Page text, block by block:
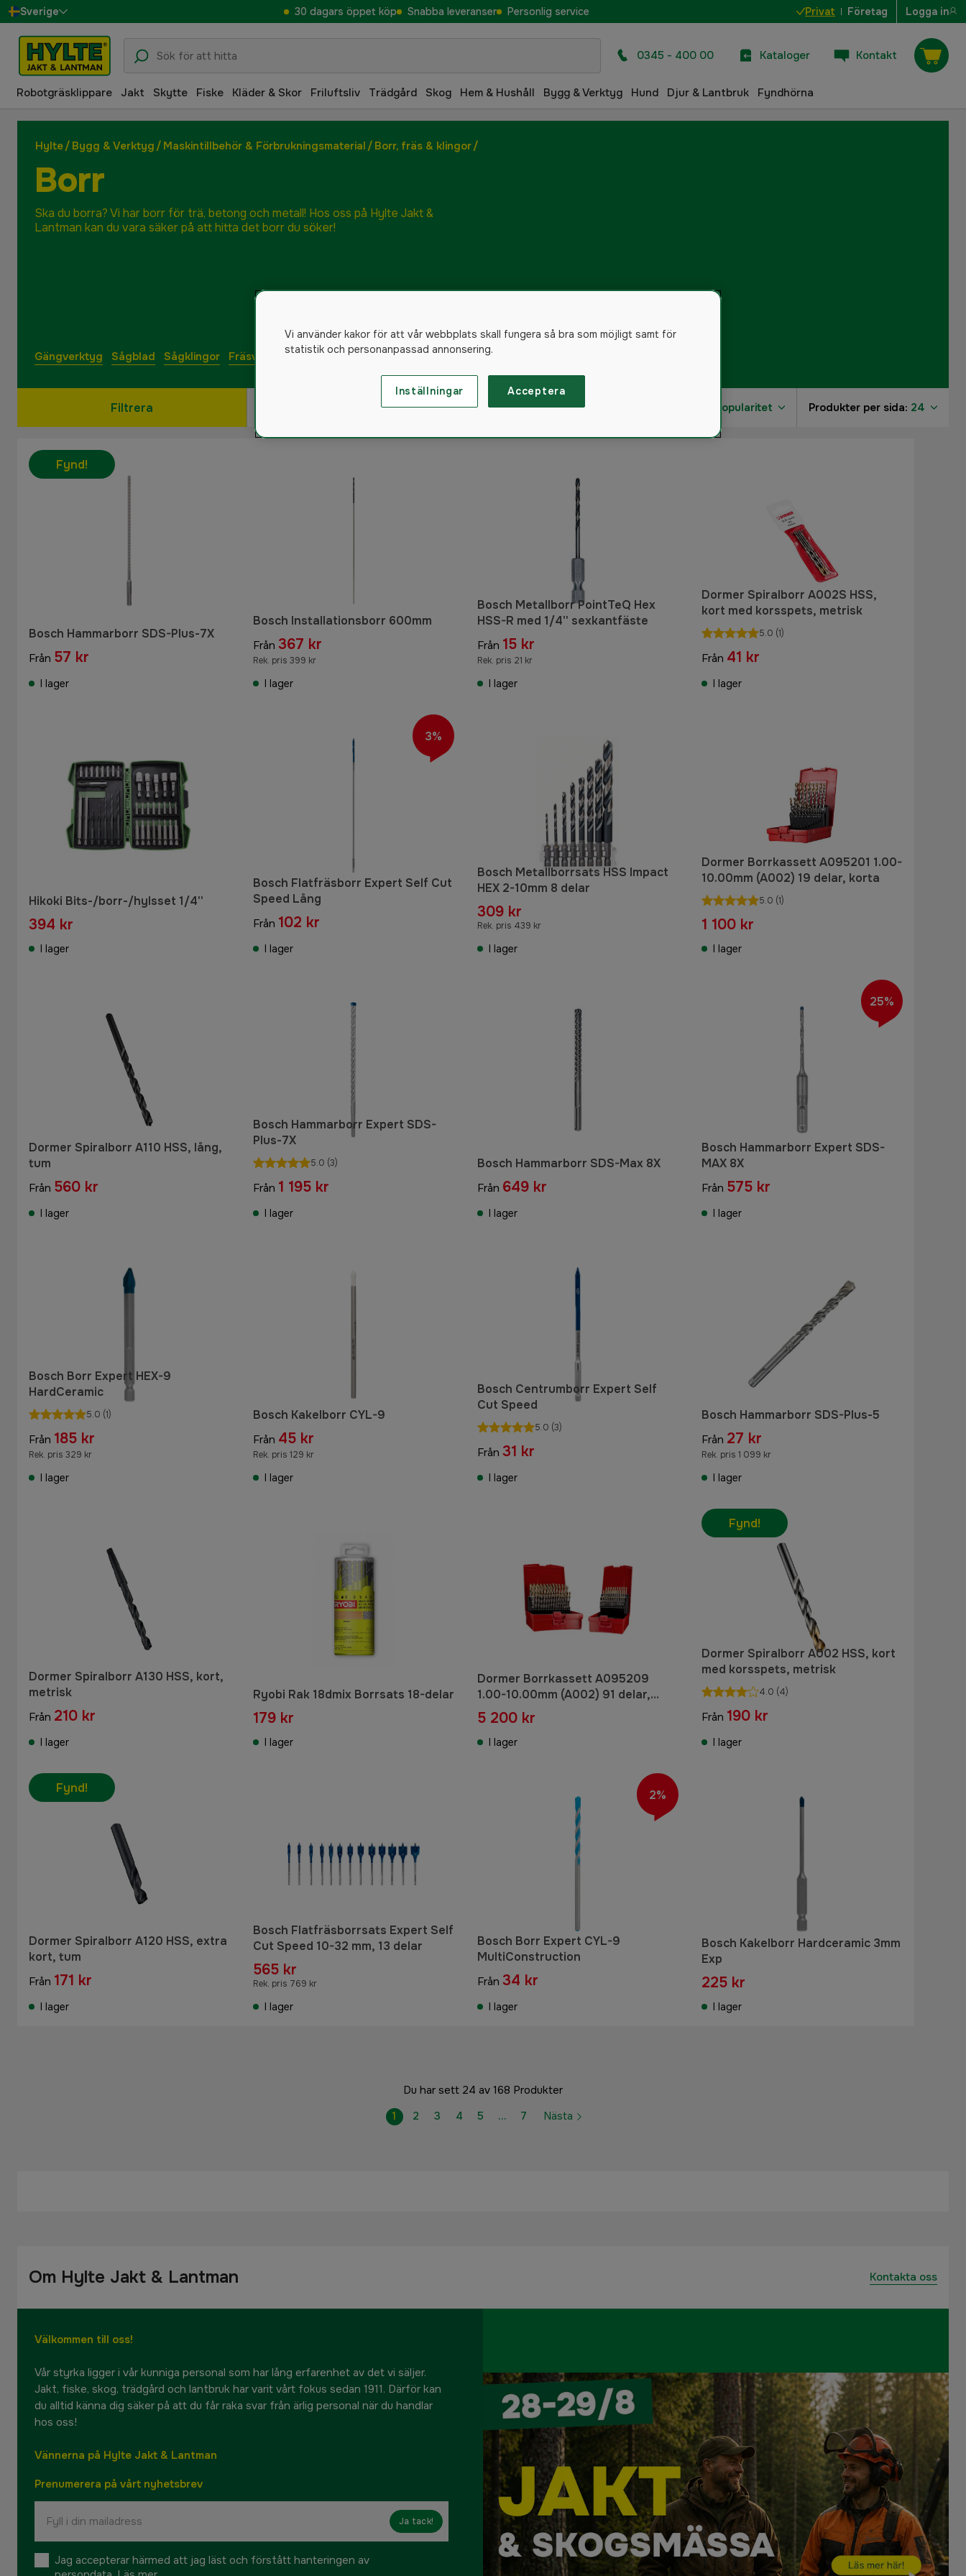
Sverige
Danmark
Suomi
Norge
30 dagars öppet köp Snabba leveranser Personlig service Privat Företag Logga in
0345 - 400 00 Kataloger Kontakt
Robotgräsklippare Jakt Skytte Fiske Kläder & Skor Friluftsliv Trädgård Skog Hem & Hushåll Bygg & Verktyg Hund Djur & Lantbruk Fyndhörna
Hylte/ Bygg & Verktyg / Maskintillbehör & Förbrukningsmaterial / Borr, fräs & klingor/
Borr
Ska du borra? Vi har borr för trä, betong och metall! Hos oss på Hylte Jakt &
Lantman kan du vara säker på att hitta det borr du söker!
Gängverktyg Sågblad Sågklingor Fräsverktyg
Filtrera 168produkter Popularitet Produkter per sida: 24
Bosch Hammarborr SDS-Plus-7X
Från 57 kr
I lager
Fynd!
Bosch Installationsborr 600mm
Från 367 kr
Rek. pris 399 kr
I lager
Bosch Metallborr PointTeQ Hex
HSS-R med 1/4'' sexkantfäste
Från 15 kr
Rek. pris 21 kr
I lager
Dormer Spiralborr A002S HSS,
kort med korsspets, metrisk
5.0 (1)
Från 41 kr
I lager
Hikoki Bits-/borr-/hylsset 1/4''
394 kr
I lager
Bosch Flatfräsborr Expert Self Cut
Speed Lång
Från 102 kr
I lager
3%
Bosch Metallborrsats HSS Impact
HEX 2-10mm 8 delar
309 kr
Rek. pris 439 kr
I lager
Dormer Borrkassett A095201 1.00-
10.00mm (A002) 19 delar, korta
5.0 (1)
1 100 kr
I lager
Dormer Spiralborr A110 HSS, lång,
tum
Från 560 kr
I lager
Bosch Hammarborr Expert SDS-
Plus-7X
5.0 (3)
Från 1 195 kr
I lager
Bosch Hammarborr SDS-Max 8X
Från 649 kr
I lager
Bosch Hammarborr Expert SDS-
MAX 8X
Från 575 kr
I lager
25%
Bosch Borr Expert HEX-9
HardCeramic
5.0 (1)
Från 185 kr
Rek. pris 329 kr
I lager
Bosch Kakelborr CYL-9
Från 45 kr
Rek. pris 129 kr
I lager
Bosch Centrumborr Expert Self
Cut Speed
5.0 (3)
Från 31 kr
I lager
Bosch Hammarborr SDS-Plus-5
Från 27 kr
Rek. pris 1 099 kr
I lager
Dormer Spiralborr A130 HSS, kort,
metrisk
Från 210 kr
I lager
Ryobi Rak 18dmix Borrsats 18-delar
179 kr
I lager
Dormer Borrkassett A095209
1.00-10.00mm (A002) 91 delar,
korta
5 200 kr
I lager
Dormer Spiralborr A002 HSS, kort
med korsspets, metrisk
4.0 (4)
Från 190 kr
I lager
Fynd!
Dormer Spiralborr A120 HSS, extra
kort, tum
Från 171 kr
I lager
Fynd!
Bosch Flatfräsborrsats Expert Self
Cut Speed 10-32 mm, 13 delar
565 kr
Rek. pris 769 kr
I lager
Bosch Borr Expert CYL-9
MultiConstruction
Från 34 kr
I lager
2%
Bosch Kakelborr Hardceramic 3mm
Exp
225 kr
I lager
Du har sett 24 av 168 Produkter
1
2 3 4 5 … 7 Nästa
Om Hylte Jakt & Lantman Kontakta oss
Välkommen till oss!
Vår styrka ligger i vår kunniga personal som har lång erfarenhet av det vi säljer.
Jakt, fiske, skog, trädgård och lantbruk har varit vårt fokus sedan 1911. Därför kan
du alltid känna dig säker på att du får raka svar från ärlig personal när du handlar
hos oss!
Vännerna på Hylte Jakt & Lantman
Prenumerera på vårt nyhetsbrev
Ja tack!
Jag accepterar härmed att jag läst och förstått hanteringen av
Vi använder kakor för att vår webbplats skall fungera så bra som möjligt samt för
statistik och personanpassad annonsering.
Inställningar Acceptera